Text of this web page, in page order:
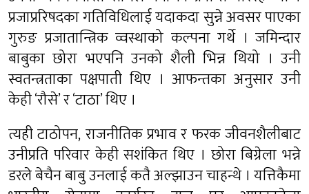
प्रजाप्ररिषदका गतिविधिलाई यदाकदा सुन्ने अवसर पाएका
गुरुङ प्रजातान्त्रिक व्वस्थाको कल्पना गर्थे । जमिन्दार
बाबुका छोरा भएपनि उनको शैली भिन्न थियो । उनी
स्वतन्त्रताका पक्षपाती थिए । आफन्तका अनुसार उनी
केही ‘रौसे’ र ‘टाठा’ थिए ।
त्यही टाठोपन, राजनीतिक प्रभाव र फरक जीवनशैलीबाट
उनीप्रति परिवार केही सशंकित थिए । छोरा बिग्रेला भन्ने
डरले बेचैन बाबु उनलाई कतै अल्झाउन चाहन्थे । यत्तिकैमा